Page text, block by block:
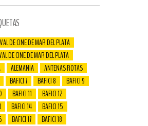
DE CINE DE MAR DEL PLATA
DE CINE DE MAR DEL PLATA
ALEMANIA
ANTENAS ROTAS
BAFICI 7 BAFICI 8
BAFICI 9
BAFICI 11
BAFICI 12
BAFICI 14
BAFICI 15
BAFICI 17
BAFICI 18